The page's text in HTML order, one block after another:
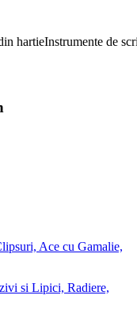
hartieInstrumente de
Ace cu Gamalie,
si Lipici, Radiere,